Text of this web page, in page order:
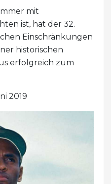
mit
ist, hat der 32.
Einschränkungen
historischen
erfolgreich zum
2019